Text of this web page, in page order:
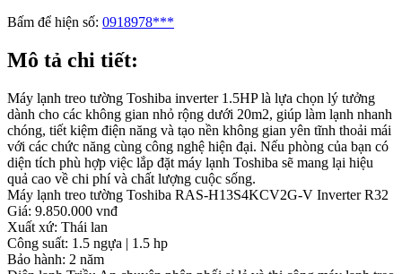
Bấm để hiện số: 0918978***
Mô tả chi tiết:
Máy lạnh treo tường Toshiba inverter 1.5HP là lựa chọn lý tưởng
dành cho các không gian nhỏ rộng dưới 20m2, giúp làm lạnh nhanh
chóng, tiết kiệm điện năng và tạo nền không gian yên tĩnh thoải mái
với các chức năng cùng công nghệ hiện đại. Nếu phòng của bạn có
diện tích phù hợp việc lắp đặt máy lạnh Toshiba sẽ mang lại hiệu
quả cao về chi phí và chất lượng cuộc sống.
Máy lạnh treo tường Toshiba RAS-H13S4KCV2G-V Inverter R32
Giá: 9.850.000 vnđ
Xuất xứ: Thái lan
Công suất: 1.5 ngựa | 1.5 hp
Bảo hành: 2 năm